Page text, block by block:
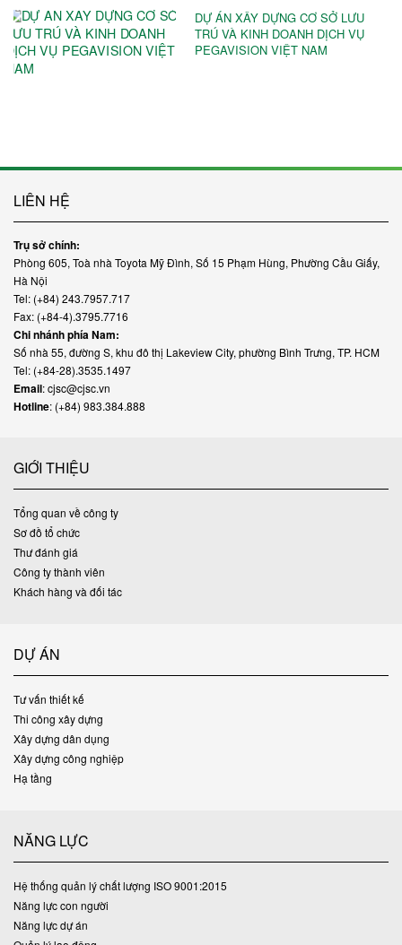
DỰ ÁN XÂY DỰNG CƠ SỞ LƯU
TRÚ VÀ KINH DOANH DỊCH VỤ
PEGAVISION VIỆT NAM
LIÊN HỆ
Trụ sở chính:
Phòng 605, Toà nhà Toyota Mỹ Đình, Số 15 Phạm Hùng, Phường Cầu Giấy,
Hà Nội
Tel: (+84) 243.7957.717
Fax: (+84-4).3795.7716
Chi nhánh phía Nam:
Số nhà 55, đường S, khu đô thị Lakeview City, phường Bình Trưng, TP. HCM
Tel: (+84-28).3535.1497
Email: cjsc@cjsc.vn
Hotline: (+84) 983.384.888
GIỚI THIỆU
Tổng quan về công ty
Sơ đồ tổ chức
Thư đánh giá
Công ty thành viên
Khách hàng và đối tác
DỰ ÁN
Tư vấn thiết kế
Thi công xây dựng
Xây dựng dân dụng
Xây dựng công nghiệp
Hạ tầng
NĂNG LỰC
Hệ thống quản lý chất lượng ISO 9001:2015
Năng lực con người
Năng lực dự án